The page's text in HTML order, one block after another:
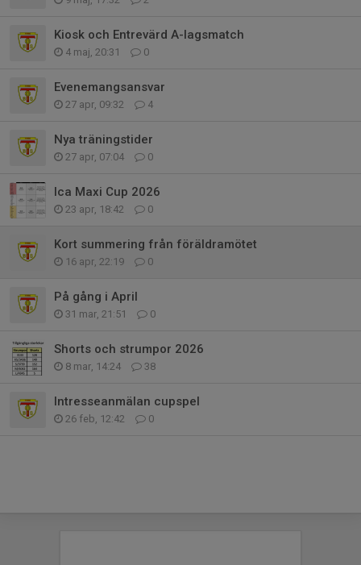
Kiosk och Entrevärd A-lagsmatch
4 maj, 20:31 0
Evenemangsansvar
27 apr, 09:32 4
Nya träningstider
27 apr, 07:04 0
Ica Maxi Cup 2026
23 apr, 18:42 0
Kort summering från föräldramötet
16 apr, 22:19 0
På gång i April
31 mar, 21:51 0
Shorts och strumpor 2026
8 mar, 14:24 38
Intresseanmälan cupspel
26 feb, 12:42 0